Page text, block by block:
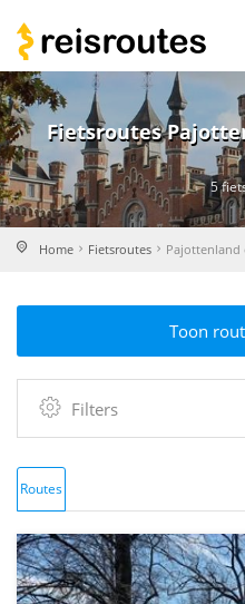
Fietsroutes
5
Home Fietsroutes Pajottenland
Toon
Filters
Routes